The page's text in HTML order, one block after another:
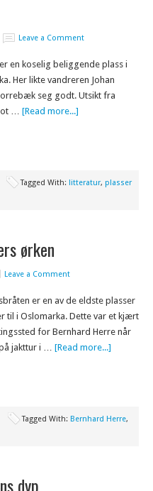
Leave a Comment
en koselig beliggende plass i
Her likte vandreren Johan
seg godt. Utsikt fra
… [Read more...]
Tagged With: litteratur, plasser
ørken
Leave a Comment
er en av de eldste plasser
til i Oslomarka. Dette var et kjært
for Bernhard Herre når
jakttur i … [Read more...]
Tagged With: Bernhard Herre,
dyp